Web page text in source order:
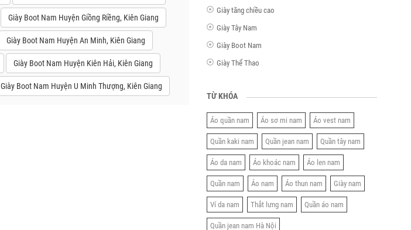
Giày Boot Nam Huyện Giồng Riềng, Kiên Giang
Giày Boot Nam Huyện An Minh, Kiên Giang
Giày Boot Nam Huyện Kiên Hải, Kiên Giang
Giày Boot Nam Huyện U Minh Thượng, Kiên Giang
Giày tăng chiều cao
Giày Tây Nam
Giày Boot Nam
Giày Thể Thao
TỪ KHÓA
Áo quần nam Áo sơ mi nam Áo vest nam
Quần kaki nam Quần jean nam Quần tây nam
Áo da nam Áo khoác nam Áo len nam
Quần nam Áo nam Áo thun nam Giày nam
Ví da nam Thắt lưng nam Quần áo nam
Quần jean nam Hà Nội